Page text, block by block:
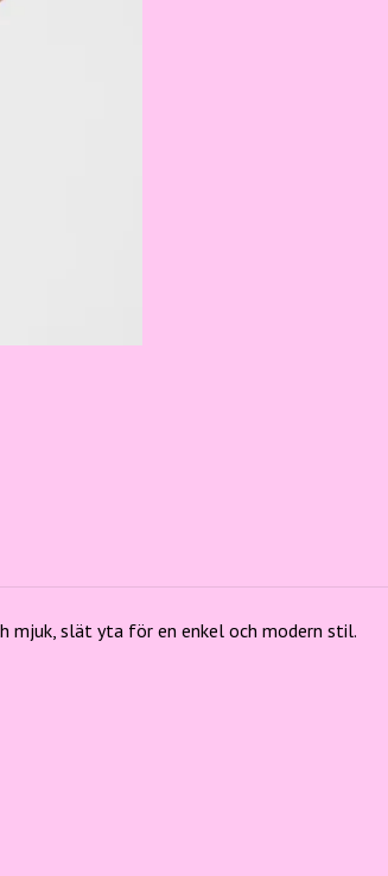
mjuk, slät yta för en enkel och modern stil.